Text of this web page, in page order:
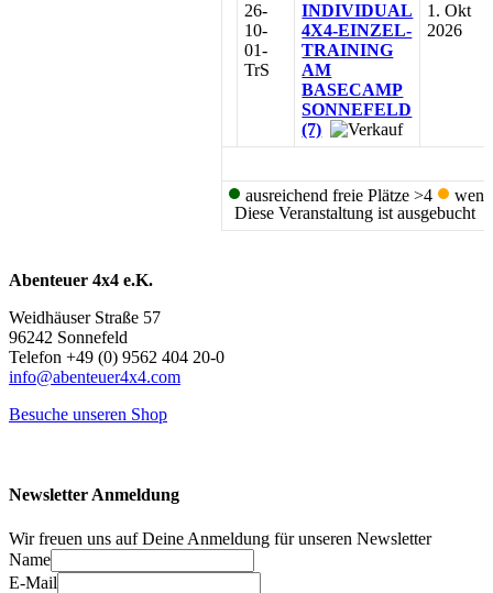
26-
10-
01-
TrS
INDIVIDUAL
4X4-EINZEL-
TRAINING
AM
BASECAMP
SONNEFELD
(7)
1. Okt
2026
ausreichend freie Plätze >4
Diese Veranstaltung ist ausgebucht
Abenteuer 4x4 e.K.
Weidhäuser Straße 57
96242 Sonnefeld
Telefon +49 (0) 9562 404 20-0
info@abenteuer4x4.com
Besuche unseren Shop
Newsletter Anmeldung
Wir freuen uns auf Deine Anmeldung für unseren Newsletter
Name
E-Mail